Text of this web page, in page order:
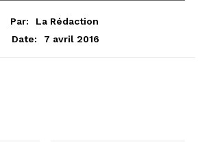
Par:
La Rédaction
Date:
7 avril 2016